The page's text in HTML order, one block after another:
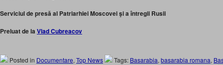
Serviciul de presă al Patriarhiei Moscovei şi a întregii Rusii
Preluat de la Vlad Cubreacov
Posted in Documentare, Top News Tags: Basarabia, basarabia romana,